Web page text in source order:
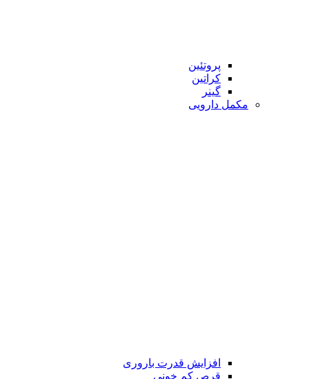
پروتئین
کراتین
گینر
مکمل دارویی
افزایش قدرت باروری
قرص کم خونی